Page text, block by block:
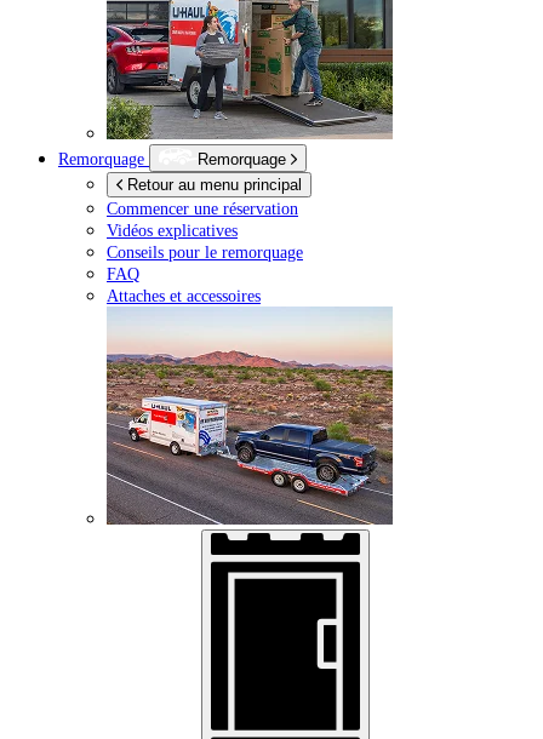
Remorquage
Remorquage
Retour au menu principal
Commencer une réservation
Vidéos explicatives
Conseils pour le remorquage
FAQ
Attaches et accessoires